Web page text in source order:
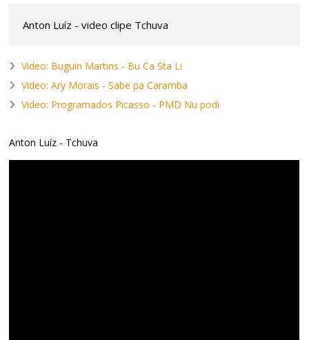
Anton Luíz - video clipe Tchuva
Video: Buguin Martins - Bu Ca Sta Li
Video: Ary Morais - Sabe pa Caramba
Video: Programados Picasso - PMD Nu podi
Anton Luíz - Tchuva